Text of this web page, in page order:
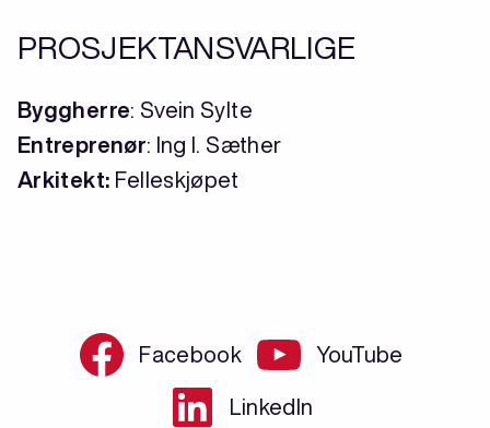
PROSJEKTANSVARLIGE
Byggherre: Svein Sylte
Entreprenør: Ing I. Sæther
Arkitekt: Felleskjøpet
Facebook YouTube
LinkedIn